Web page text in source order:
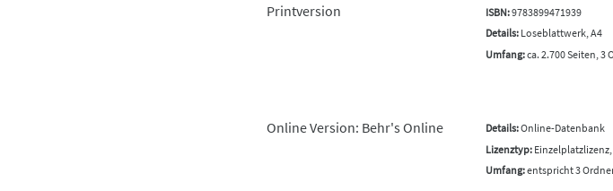
Printversion ISBN:9783899471939
Details:Loseblattwerk, A4
Umfang:ca. 2.700 Seiten, 3
Online Version: Behr's Online Details:Online-Datenbank
Lizenztyp:
Umfang:entspricht 3